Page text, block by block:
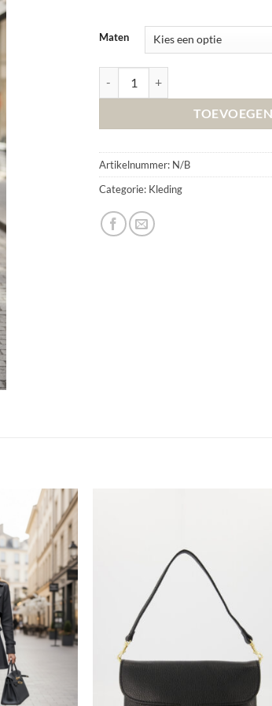
Maten
Artikelnummer: N/B
Categorie: Kleding